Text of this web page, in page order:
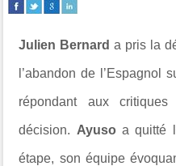
Julien Bernarda pris la
l’abandon de l’Espagnol
répondant aux
décision. Ayusoa quitté
étape, son équipe